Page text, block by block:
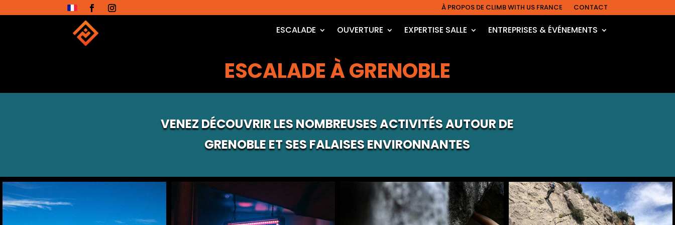
À PROPOS DE CLIMB WITH US FRANCE CONTACT
ESCALADE OUVERTURE EXPERTISE SALLE ENTREPRISES & ÉVÉNEMENTS
ESCALADE À GRENOBLE
VENEZ DÉCOUVRIR LES NOMBREUSES ACTIVITÉS AUTOUR DE
GRENOBLE ET SES FALAISES ENVIRONNANTES